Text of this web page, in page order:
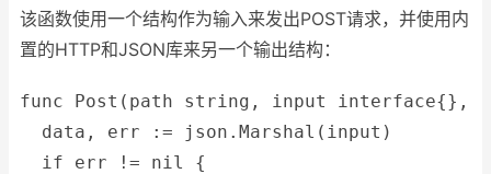
该函数使用一个结构作为输入来发出POST请求，并使用内
置的HTTP和JSON库来另一个输出结构：
func Post(path string, input interface{},
  data, err := json.Marshal(input)
  if err != nil {